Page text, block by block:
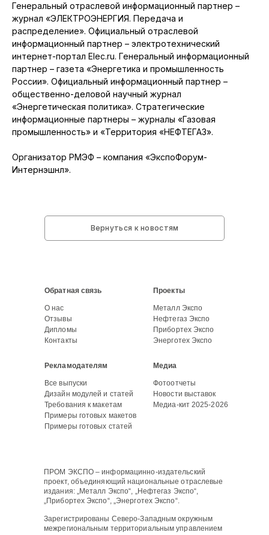
Генеральный отраслевой информационный партнер –
журнал «ЭЛЕКТРОЭНЕРГИЯ. Передача и
распределение». Официальный отраслевой
информационный партнер – электротехнический
интернет-портал Elec.ru. Генеральный информационный
партнер – газета «Энергетика и промышленность
России». Официальный информационный партнер –
общественно-деловой научный журнал
«Энергетическая политика». Стратегические
информационные партнеры – журналы «Газовая
промышленность» и «Территория «НЕФТЕГАЗ».
Организатор РМЭФ – компания «ЭкспоФорум-
Интернэшнл».
Вернуться к новостям
Новости выставок
Фотоотчеты
Контакты
Обратная связь
О нас
Отзывы
Дипломы
Проекты
Металл Экспо
Нефтегаз Экспо
Прибортех Экспо
Энерготех Экспо
Рекламодателям
Все выпуски
Дизайн модулей и статей
Требования к макетам
Примеры готовых макетов
Медиа
Медиа-кит 2025-2026
Примеры готовых статей
Зарегистрированы Северо-Западным окружным
межрегиональным территориальным управлением
ПРОМ ЭКСПО – информацинно-издательский
проект, объединяющий национальные отраслевые
издания: „Металл Экспо“, „Нефтегаз Экспо“,
„Прибортех Экспо“, „Энерготех Экспо“.